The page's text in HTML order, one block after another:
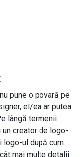
pune o povară pe
el/ea ar putea
lângă termenii
creator de logo-
logo-ul după cum
mai multe detalii